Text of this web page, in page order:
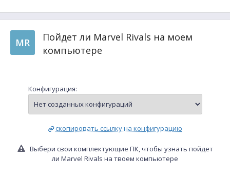
MR
Пойдет ли Marvel Rivals на моем
компьютере
Конфигурация:
скопировать ссылку на конфигурацию
Выбери свои комплектующие ПК, чтобы узнать пойдет
ли Marvel Rivals на твоем компьютере